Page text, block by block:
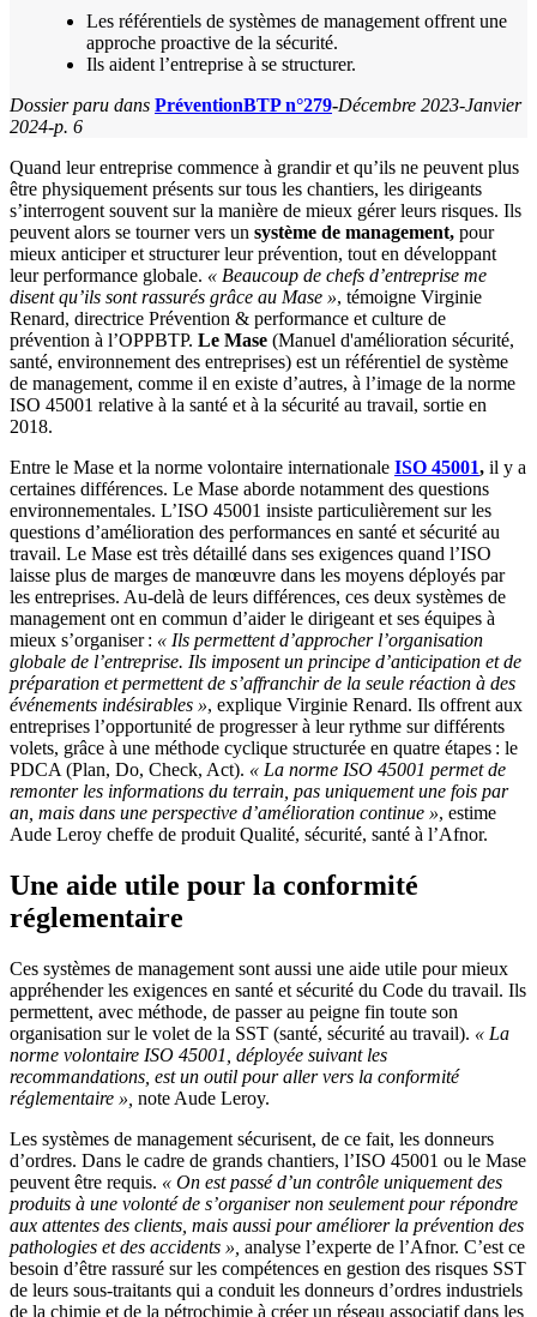
Les référentiels de systèmes de management offrent une
approche proactive de la sécurité.
Ils aident l’entreprise à se structurer.
Dossier paru dans PréventionBTP n°279-Décembre 2023-Janvier
2024-p. 6
Quand leur entreprise commence à grandir et qu’ils ne peuvent plus
être physiquement présents sur tous les chantiers, les dirigeants
s’interrogent souvent sur la manière de mieux gérer leurs risques. Ils
peuvent alors se tourner vers un système de management, pour
mieux anticiper et structurer leur prévention, tout en développant
leur performance globale. « Beaucoup de chefs d’entreprise me
disent qu’ils sont rassurés grâce au Mase », témoigne Virginie
Renard, directrice Prévention & performance et culture de
prévention à l’OPPBTP. Le Mase (Manuel d'amélioration sécurité,
santé, environnement des entreprises) est un référentiel de système
de management, comme il en existe d’autres, à l’image de la norme
ISO 45001 relative à la santé et à la sécurité au travail, sortie en
2018.
Entre le Mase et la norme volontaire internationale ISO 45001, il y a
certaines différences. Le Mase aborde notamment des questions
environnementales. L’ISO 45001 insiste particulièrement sur les
questions d’amélioration des performances en santé et sécurité au
travail. Le Mase est très détaillé dans ses exigences quand l’ISO
laisse plus de marges de manœuvre dans les moyens déployés par
les entreprises. Au-delà de leurs différences, ces deux systèmes de
management ont en commun d’aider le dirigeant et ses équipes à
mieux s’organiser : « Ils permettent d’approcher l’organisation
globale de l’entreprise. Ils imposent un principe d’anticipation et de
préparation et permettent de s’affranchir de la seule réaction à des
événements indésirables », explique Virginie Renard. Ils offrent aux
entreprises l’opportunité de progresser à leur rythme sur différents
volets, grâce à une méthode cyclique structurée en quatre étapes : le
PDCA (Plan, Do, Check, Act). « La norme ISO 45001 permet de
remonter les informations du terrain, pas uniquement une fois par
an, mais dans une perspective d’amélioration continue », estime
Aude Leroy cheffe de produit Qualité, sécurité, santé à l’Afnor.
Une aide utile pour la conformité
réglementaire
Ces systèmes de management sont aussi une aide utile pour mieux
appréhender les exigences en santé et sécurité du Code du travail. Ils
permettent, avec méthode, de passer au peigne fin toute son
organisation sur le volet de la SST (santé, sécurité au travail). « La
norme volontaire ISO 45001, déployée suivant les
recommandations, est un outil pour aller vers la conformité
réglementaire », note Aude Leroy.
Les systèmes de management sécurisent, de ce fait, les donneurs
d’ordres. Dans le cadre de grands chantiers, l’ISO 45001 ou le Mase
peuvent être requis. « On est passé d’un contrôle uniquement des
produits à une volonté de s’organiser non seulement pour répondre
aux attentes des clients, mais aussi pour améliorer la prévention des
pathologies et des accidents », analyse l’experte de l’Afnor. C’est ce
besoin d’être rassuré sur les compétences en gestion des risques SST
de leurs sous-traitants qui a conduit les donneurs d’ordres industriels
de la chimie et de la pétrochimie à créer un réseau associatif dans les